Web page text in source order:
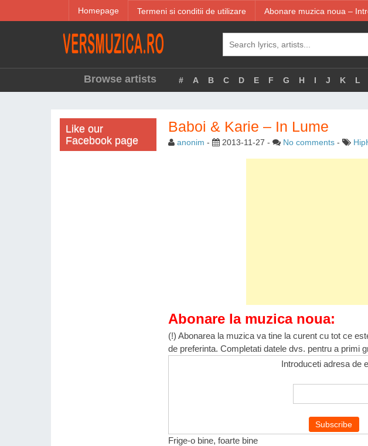
Homepage Termeni si conditii de utilizare Abonare muzica noua –
Browse artists # A B C D E F G H I J K L
Like our
Facebook page
Baboi & Karie – In Lume
anonim - 2013-11-27 - No comments -
Abonare la muzica noua:
(!) Abonarea la muzica va tine la curent cu tot ce
de preferinta. Completati datele dvs. pentru a primi
Introduceti adresa de
Frige-o bine, foarte bine